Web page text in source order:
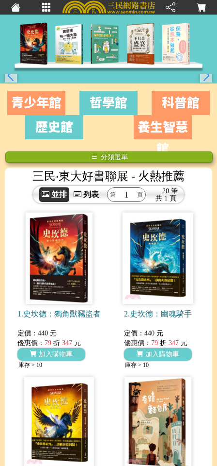
青少年館 哲學館
科普館
歷史館
養生智慧
館
分類選單
三民‧東大好書聯展 - 火熱推薦
並排 列表 共
20 筆
1 頁
1.史坎德：獨角獸竊盜者
定價：440 元
優惠價： 79 折 347 元
加入購物車
庫存 > 10
2.史坎德：幽魂騎手
定價：440 元
優惠價： 79 折 347 元
加入購物車
庫存 > 10